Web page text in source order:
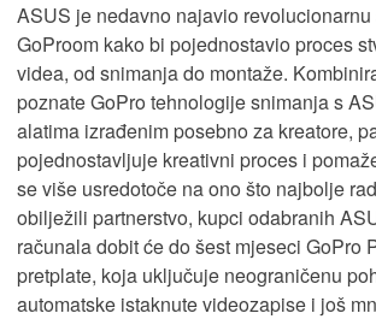
ASUS je nedavno najavio
GoProom kako bi pojednostavio proces
videa, od snimanja do montaže.
poznate GoPro tehnologije snimanja s
alatima izrađenim posebno za kreatore,
pojednostavljuje kreativni proces i
se više usredotoče na ono što najbolje
obilježili partnerstvo, kupci odabranih
računala dobit će do šest mjeseci GoPro
pretplate, koja uključuje neograničenu
automatske istaknute videozapise i još